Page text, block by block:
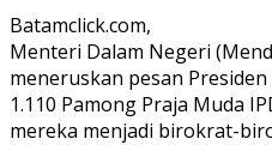
Batamclick.com,
Menteri Dalam Negeri
meneruskan pesan
1.110 Pamong Praja Muda
mereka menjadi birokrat-